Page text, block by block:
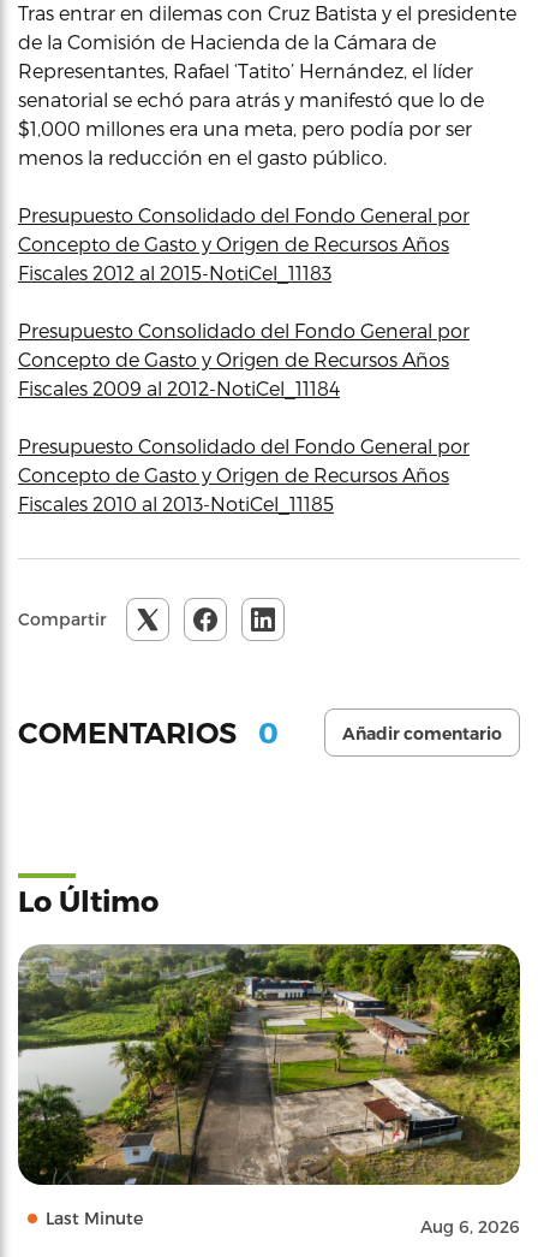
Tras entrar en dilemas con Cruz Batista y el presidente
de la Comisión de Hacienda de la Cámara de
Representantes, Rafael ‘Tatito’ Hernández, el líder
senatorial se echó para atrás y manifestó que lo de
$1,000 millones era una meta, pero podía por ser
menos la reducción en el gasto público.
Presupuesto Consolidado del Fondo General por
Concepto de Gasto y Origen de Recursos Años
Fiscales 2012 al 2015-NotiCel_11183
Presupuesto Consolidado del Fondo General por
Concepto de Gasto y Origen de Recursos Años
Fiscales 2009 al 2012-NotiCel_11184
Presupuesto Consolidado del Fondo General por
Concepto de Gasto y Origen de Recursos Años
Fiscales 2010 al 2013-NotiCel_11185
Compartir
COMENTARIOS 0 Añadir comentario
Lo Último
Last Minute Aug 6, 2026